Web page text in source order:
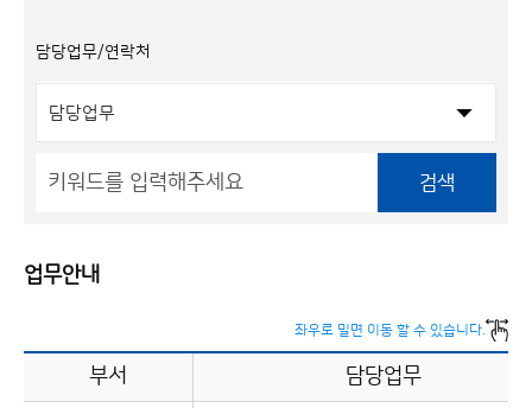
담당업무/연락처
검색
업무안내
좌우로 밀면 이동 할 수 있습니다.
부서 담당업무